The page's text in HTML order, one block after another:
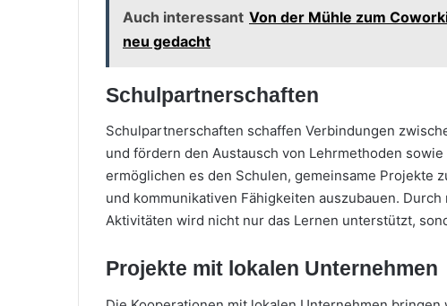
Auch interessant Von der Mühle zum
neu gedacht
Schulpartnerschaften
Schulpartnerschaften schaffen Verbindungen
und fördern den Austausch von Lehrmethoden
ermöglichen es den Schulen, gemeinsame Projekte
und kommunikativen Fähigkeiten auszubauen.
Aktivitäten wird nicht nur das Lernen unterstützt,
Projekte mit lokalen Unternehmen